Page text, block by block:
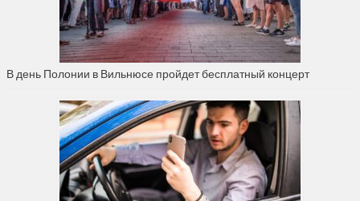
В день Полонии в Вильнюсе пройдет бесплатный концерт